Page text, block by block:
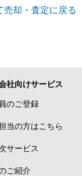
却・査定に戻る
社向けサービス
のご登録
当の方はこちら
サービス
ご紹介